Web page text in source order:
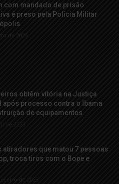
com mandado de prisão
é preso pela Polícia Militar
de 2026
obtêm vitória na Justiça
após processo contra o Ibama
de equipamentos
de 2023
atiradores que matou 7 pessoas
troca tiros com o Bope e
de 2023